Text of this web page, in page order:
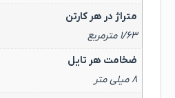
متراژ در هر کارتن
۱/۶۳ مترمربع
ضخامت هر تایل
۸ میلی متر